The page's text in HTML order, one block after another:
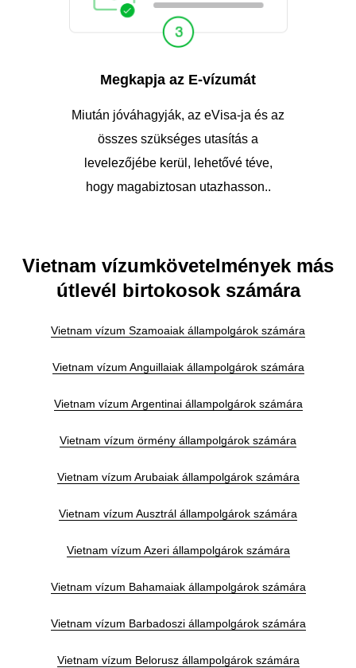
Megkapja az E-vízumát
Miután jóváhagyják, az eVisa-ja és az
összes szükséges utasítás a
levelezőjébe kerül, lehetővé téve,
hogy magabiztosan utazhasson..
Vietnam vízumkövetelmények más
útlevél birtokosok számára
Vietnam vízum Szamoaiak állampolgárok számára
Vietnam vízum Anguillaiak állampolgárok számára
Vietnam vízum Argentinai állampolgárok számára
Vietnam vízum örmény állampolgárok számára
Vietnam vízum Arubaiak állampolgárok számára
Vietnam vízum Ausztrál állampolgárok számára
Vietnam vízum Azeri állampolgárok számára
Vietnam vízum Bahamaiak állampolgárok számára
Vietnam vízum Barbadoszi állampolgárok számára
Vietnam vízum Belorusz állampolgárok számára